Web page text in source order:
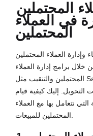
المحتملين
في العملاء
المحتملين
وإدارة العملاء المحتملين
خلال برامج إدارة العملاء
المحتملين والتنقيب مثل SaleAI ، يمكن للشركات تبسيط عملياتها
التحويل. إليك كيفية قيام
نتعامل بها مع العملاء